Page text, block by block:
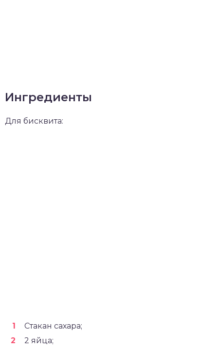
Ингредиенты
Для бисквита:
Стакан сахара;
2 яйца;